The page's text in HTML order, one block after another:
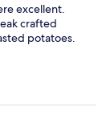
excellent.
crafted
potatoes.